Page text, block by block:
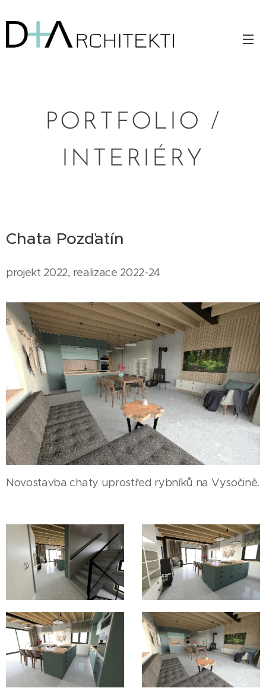
PORTFOLIO /
INTERIÉRY
Chata Pozďatín
projekt 2022, realizace 2022-24
Novostavba chaty uprostřed rybníků na Vysočině.